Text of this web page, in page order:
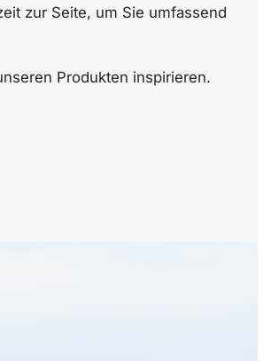
zur Seite, um Sie umfassend
Produkten inspirieren.